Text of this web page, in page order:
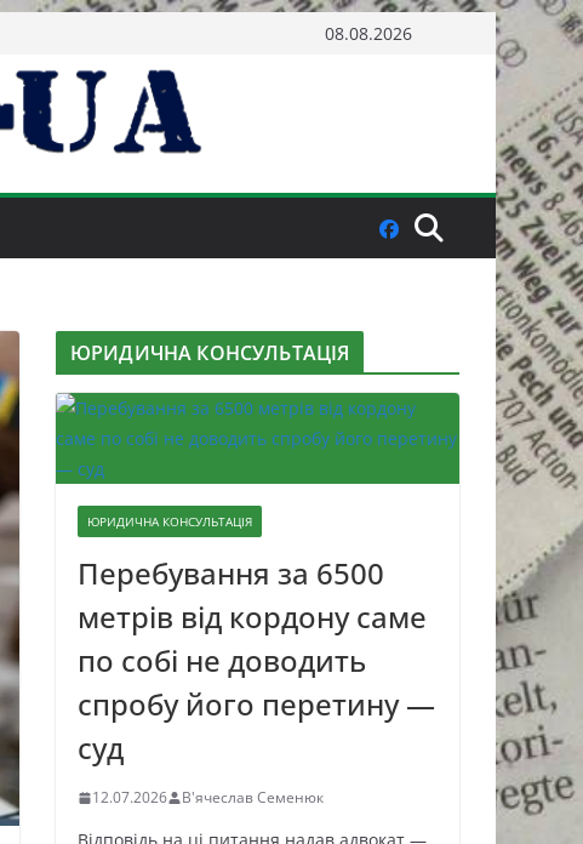
08.08.2026
ЮРИДИЧНА КОНСУЛЬТАЦІЯ
ЮРИДИЧНА КОНСУЛЬТАЦІЯ
Перебування за 6500
метрів від кордону саме
по собі не доводить
спробу його перетину —
суд
12.07.2026 В'ячеслав Семенюк